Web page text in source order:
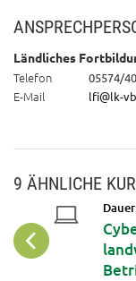
Ländliches
Telefon 05574/
E-Mail lfi@lk-
9 ÄHNLICHE